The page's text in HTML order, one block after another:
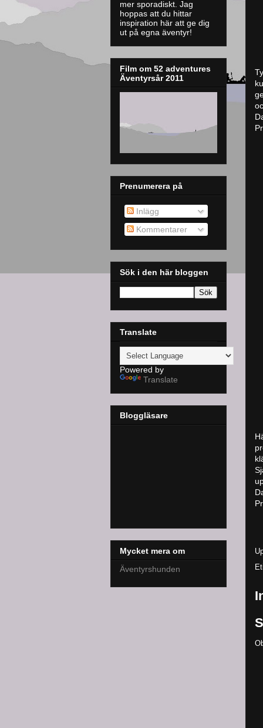
mer sporadiskt. Jag
hoppas att du hittar
inspiration här att ge dig
ut på egna äventyr!
Film om 52 adventures
Äventyrsår 2011
Prenumerera på
Inlägg
Kommentarer
Sök i den här bloggen
Translate
Powered by
Translate
Bloggläsare
Mycket mera om
Äventyrshunden